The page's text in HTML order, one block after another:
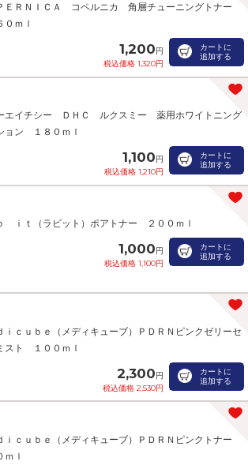
ＥＲＮＩＣＡ コペルニカ 角層チューニングトナー
ｍｌ
1,200円
税込価格 1,320円
カートに
追加する
エイチシー ＤＨＣ ルクスミー 薬用ホワイトニング
ョン １８０ｍｌ
1,100円
税込価格 1,210円
カートに
追加する
ｉｔ（ラビット）ポアトナー ２００ｍｌ
1,000円
税込価格 1,100円
カートに
追加する
ｉｃｕｂｅ（メディキューブ）ＰＤＲＮピンクゼリーセ
スト １００ｍｌ
2,300円
税込価格 2,530円
カートに
追加する
ｉｃｕｂｅ（メディキューブ）ＰＤＲＮピンクトナー
ｍｌ